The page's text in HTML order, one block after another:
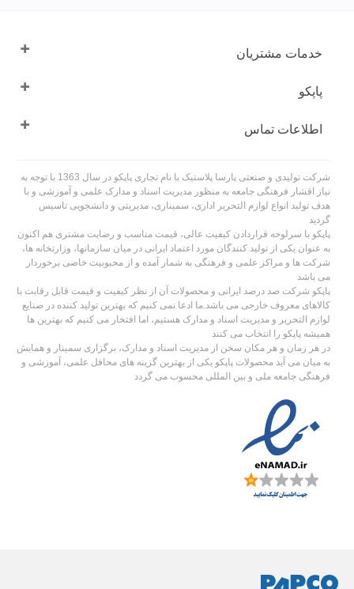
خدمات مشتریان
پاپکو
اطلاعات تماس
شرکت تولیدی و صنعتی پارسا پلاستیک با نام تجاری پاپکو در سال 1363 با توجه به
نیاز اقشار فرهنگی جامعه به منظور مدیریت اسناد و مدارک علمی و آموزشی و با
هدف تولید انواع لوازم التحریر اداری، سمیناری، مدیریتی و دانشجویی تاسیس
گردید
پاپکو با سرلوحه قراردادن کیفیت عالی، قیمت مناسب و رضایت مشتری هم اکنون
به عنوان یکی از تولید کنندگان مورد اعتماد ایرانی در میان سازمانها، وزارتخانه ها،
شرکت ها و مراکز علمی و فرهنگی به شمار آمده و از محبوبیت خاصی برخوردار
می باشد
پاپکو شرکت صد درصد ایرانی و محصولات آن از نظر کیفیت و قیمت قابل رقابت با
کالاهای معروف خارجی می باشد.ما ادعا نمی کنیم که بهترین تولید کننده در صنایع
لوازم التحریر و مدیریت اسناد و مدارک هستیم، اما افتخار می کنیم که بهترین ها
همیشه پاپکو را انتخاب می کنند
در هر زمان و هر مکان سخن از مدیریت اسناد و مدارک، برگزاری سمینار و همایش
به میان می آید محصولات پاپکو یکی از بهترین گزینه های محافل علمی، آموزشی و
فرهنگی جامعه ملی و بین المللی محسوب می گردد